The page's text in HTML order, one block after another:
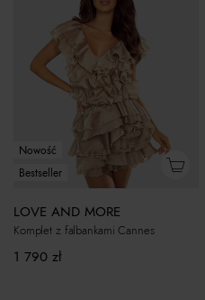
Nowość
Bestseller
LOVE AND MORE
Komplet z falbankami Cannes
1 790 zł